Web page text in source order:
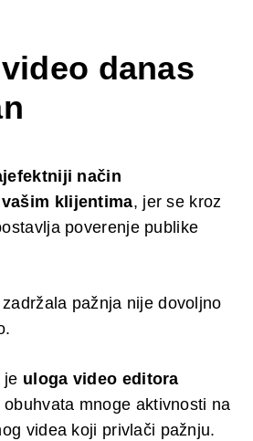
danas
način
klijentima, jer se kroz
poverenje publike
pažnja nije dovoljno
je uloga video editora
obuhvata mnoge aktivnosti na
videa koji privlači pažnju.